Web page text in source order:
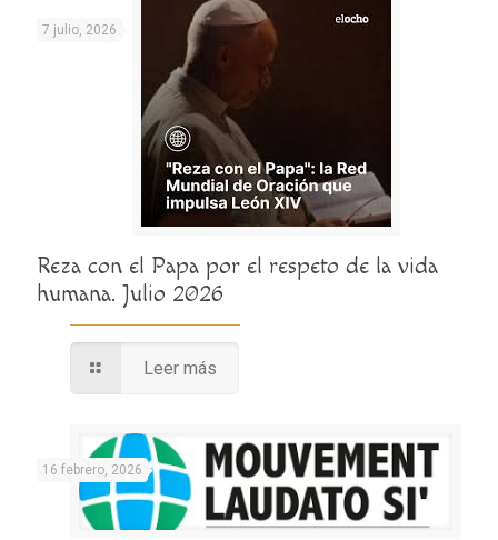
7 julio, 2026
Reza con el Papa por el respeto de la vida
humana. Julio 2026
Leer más
16 febrero, 2026